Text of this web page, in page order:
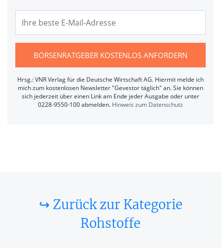
BÖRSENRATGEBER KOSTENLOS ANFORDERN
Hrsg.: VNR Verlag für die Deutsche Wirtschaft AG. Hiermit melde ich
mich zum kostenlosen Newsletter "Gevestor täglich" an. Sie können
sich jederzeit über einen Link am Ende jeder Ausgabe oder unter
0228-9550-100 abmelden. Hinweis zum Datenschutz
↪ Zurück zur Kategorie
Rohstoffe